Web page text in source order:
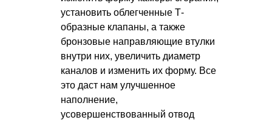
установить облегченные Т-
образные клапаны, а также
бронзовые направляющие втулки
внутри них, увеличить диаметр
каналов и изменить их форму. Все
это даст нам улучшенное
наполнение,
усовершенствованный отвод